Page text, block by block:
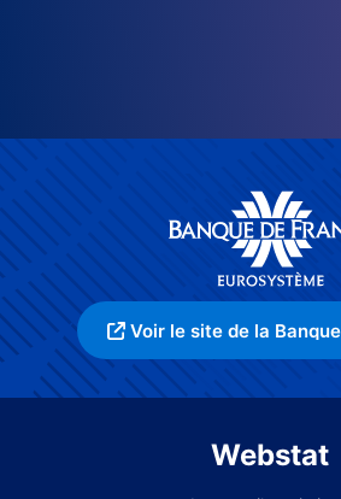
Voir le site de la
Webstat